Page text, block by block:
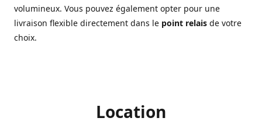
volumineux. Vous pouvez également opter pour une
livraison flexible directement dans le point relais de votre
choix.
Location